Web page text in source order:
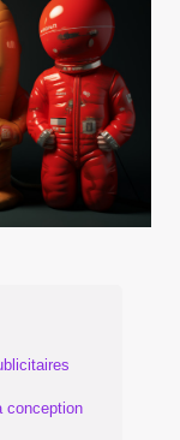
conception